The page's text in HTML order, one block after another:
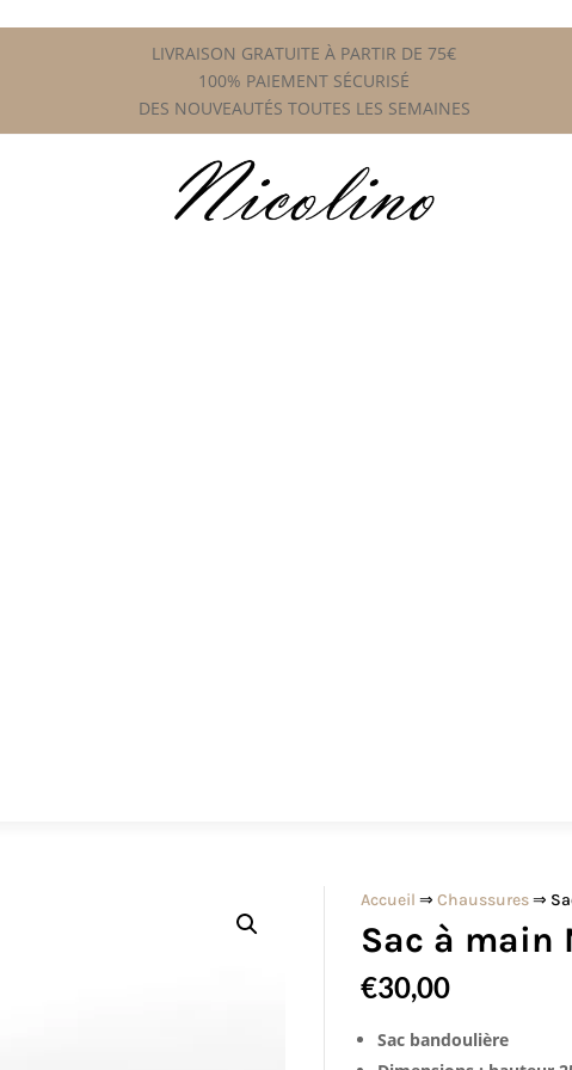
LIVRAISON GRATUITE À PARTIR DE 75€
100% PAIEMENT SÉCURISÉ
DES NOUVEAUTÉS TOUTES LES SEMAINES
Accueil ⇒Chaussures⇒
Sac à main
€30,00
Sac bandoulière